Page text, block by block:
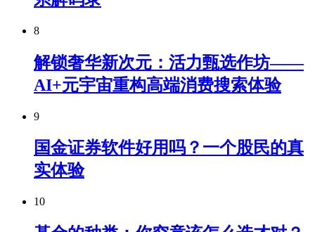
8
解锁奢华新次元：活力甄选作坊——
AI+元宇宙重构高端消费搜索体验
9
国金证券软件好用吗？一个股民的真
实体验
10